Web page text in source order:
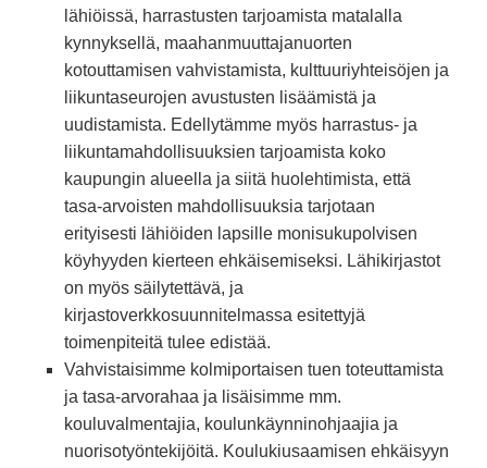
lähiöissä, harrastusten tarjoamista matalalla
kynnyksellä, maahanmuuttajanuorten
kotouttamisen vahvistamista, kulttuuriyhteisöjen ja
liikuntaseurojen avustusten lisäämistä ja
uudistamista. Edellytämme myös harrastus- ja
liikuntamahdollisuuksien tarjoamista koko
kaupungin alueella ja siitä huolehtimista, että
tasa-arvoisten mahdollisuuksia tarjotaan
erityisesti lähiöiden lapsille monisukupolvisen
köyhyyden kierteen ehkäisemiseksi. Lähikirjastot
on myös säilytettävä, ja
kirjastoverkkosuunnitelmassa esitettyjä
toimenpiteitä tulee edistää.
Vahvistaisimme kolmiportaisen tuen toteuttamista
ja tasa-arvorahaa ja lisäisimme mm.
kouluvalmentajia, koulunkäynninohjaajia ja
nuorisotyöntekijöitä. Koulukiusaamisen ehkäisyyn